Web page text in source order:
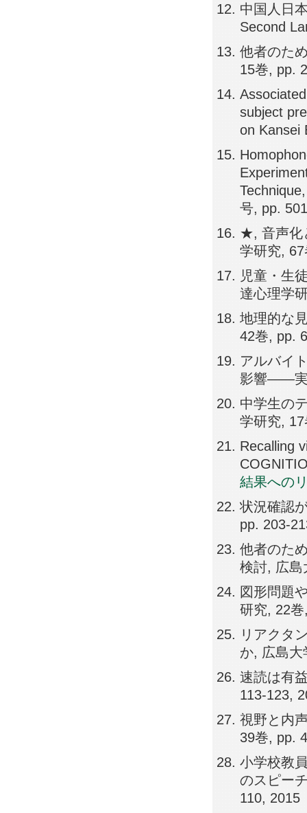
中国人日
Second
他者のた
15巻, pp.
subject
on Kansei
号, pp.
★, 音声化
学研究,
児童・生
達心理学
地理的な
42巻, pp.
アルバイ
影響――実
中学生の
学研究,
Recalling
結果への
状況確認
pp. 203-
他者のた
検討, 広島
図形問題
研究, 22
リアクタ
か, 広島
速読は有
113-123,
視野と内
39巻, pp.
小学校教
のスピー
110, 2015